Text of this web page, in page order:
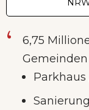
6,75
Parkhaus